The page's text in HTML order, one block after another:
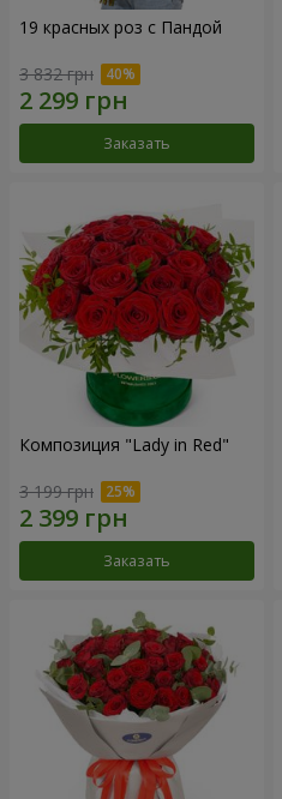
19 красных роз с Пандой
3 832 грн
Заказать
Композиция "Lady in Red"
3 199 грн
Заказать